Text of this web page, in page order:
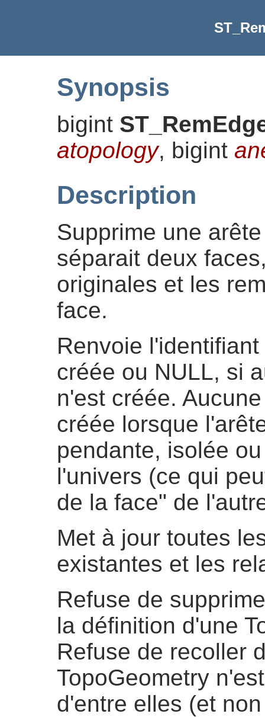
Synopsis
bigint
atopology, bigint
Description
Supprime une
séparait deux
originales et les
face.
Renvoie
créée ou NULL, si
n'est créée.
créée lorsque
pendante, isolée
l'univers (ce qui
de la face" de
Met à jour toutes
existantes et les
Refuse de
la définition d'une
Refuse de recoller
TopoGeometry
d'entre elles (et